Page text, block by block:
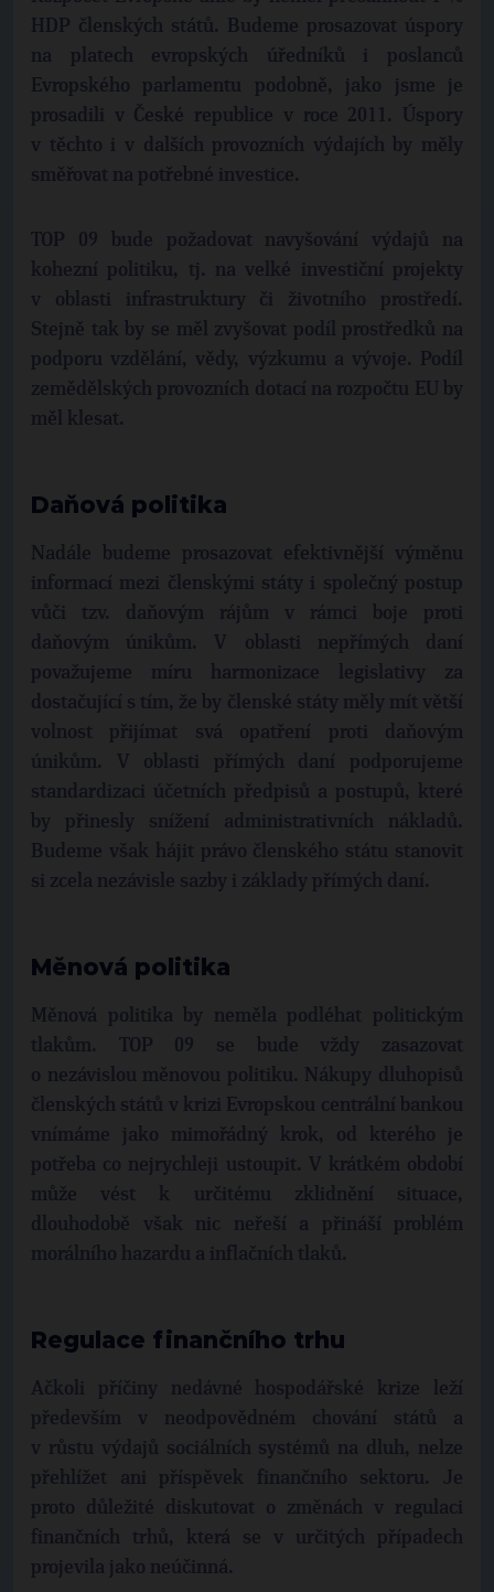
HDP členských států. Budeme prosazovat úspory
na platech evropských úředníků i poslanců
Evropského parlamentu podobně, jako jsme je
prosadili v České republice v roce 2011. Úspory
v těchto i v dalších provozních výdajích by měly
směřovat na potřebné investice.
TOP 09 bude požadovat navyšování výdajů na
kohezní politiku, tj. na velké investiční projekty
v oblasti infrastruktury či životního prostředí.
Stejně tak by se měl zvyšovat podíl prostředků na
podporu vzdělání, vědy, výzkumu a vývoje. Podíl
zemědělských provozních dotací na rozpočtu EU by
měl klesat.
Daňová politika
Nadále budeme prosazovat efektivnější výměnu
informací mezi členskými státy i společný postup
vůči tzv. daňovým rájům v rámci boje proti
daňovým únikům. V oblasti nepřímých daní
považujeme míru harmonizace legislativy za
dostačující s tím, že by členské státy měly mít větší
volnost přijímat svá opatření proti daňovým
únikům. V oblasti přímých daní podporujeme
standardizaci účetních předpisů a postupů, které
by přinesly snížení administrativních nákladů.
Budeme však hájit právo členského státu stanovit
si zcela nezávisle sazby i základy přímých daní.
Měnová politika
Měnová politika by neměla podléhat politickým
tlakům. TOP 09 se bude vždy zasazovat
o nezávislou měnovou politiku. Nákupy dluhopisů
členských států v krizi Evropskou centrální bankou
vnímáme jako mimořádný krok, od kterého je
potřeba co nejrychleji ustoupit. V krátkém období
může vést k určitému zklidnění situace,
dlouhodobě však nic neřeší a přináší problém
morálního hazardu a inflačních tlaků.
Regulace finančního trhu
Ačkoli příčiny nedávné hospodářské krize leží
především v neodpovědném chování států a
v růstu výdajů sociálních systémů na dluh, nelze
přehlížet ani příspěvek finančního sektoru. Je
proto důležité diskutovat o změnách v regulaci
finančních trhů, která se v určitých případech
projevila jako neúčinná.